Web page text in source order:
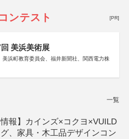
ンテスト [PR]
美浜美術展
美浜町教育委員会、福井新聞社、関西電力株
一覧
情報】カインズ×コクヨ×VUILD
、家具・木工品デザインコン